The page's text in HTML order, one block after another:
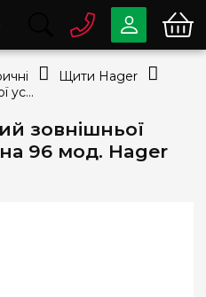
зовнішньої
96 мод. Hager
33-63-07
Безкоштовно
info@e7.com.ua
334-79-78
Telegram
Щити Hager
Щиток металевий зовнішньої установки IP44 на 96 мод. Hager Univers FWB42S